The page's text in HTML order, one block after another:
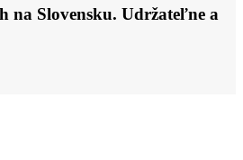
na Slovensku. Udržateľne a